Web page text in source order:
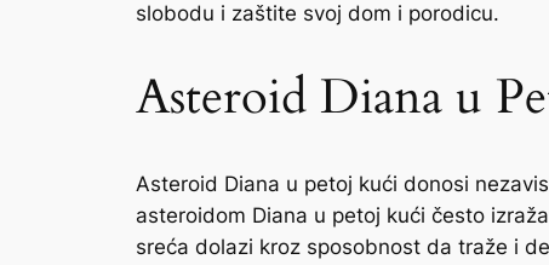
slobodu i zaštite svoj dom i porodicu.
Asteroid Diana u
Asteroid Diana u petoj kući donosi
asteroidom Diana u petoj kući često
sreća dolazi kroz sposobnost da traže i